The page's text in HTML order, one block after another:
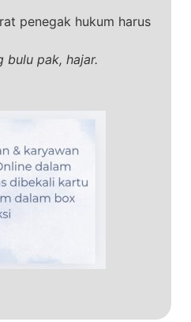
penegak hukum harus
bulu pak, hajar.